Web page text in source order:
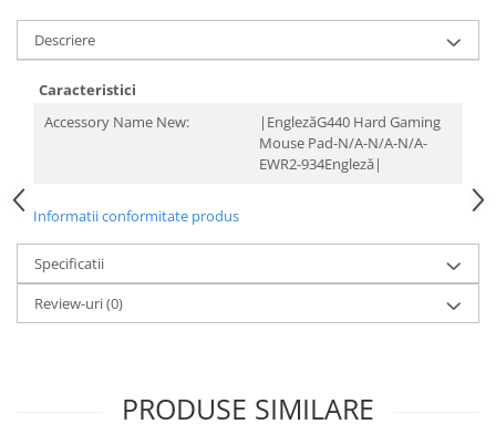
Descriere
Caracteristici
Accessory Name New:
|EnglezăG440 Hard Gaming
Mouse Pad-N/A-N/A-N/A-
EWR2-934Engleză|
Informatii conformitate produs
Specificatii
Review-uri(0)
PRODUSE SIMILARE